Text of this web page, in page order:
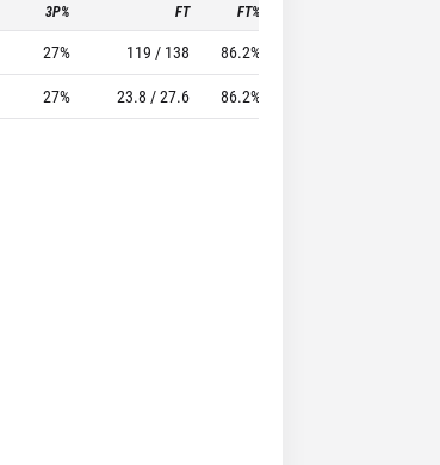
3P% FT FT%
27% 119 / 138 86.2%
27% 23.8 / 27.6 86.2%